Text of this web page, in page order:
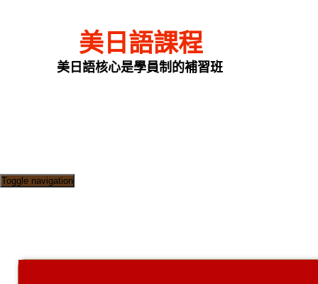
Toggle navigation
美日語課程
美日語核心是學員制的補習班